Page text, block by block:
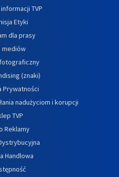
TVP
Etyki
dla prasy
mediów
(znaki)
Prywatności
nadużyciom i korupcji
TVP
Reklamy
Handlowa